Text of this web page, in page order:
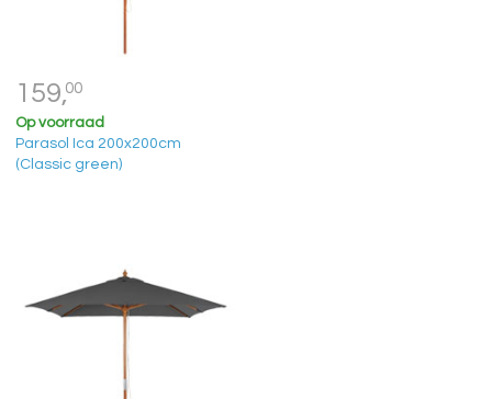
159,00
Op voorraad
Parasol Ica 200x200cm
(Classic green)